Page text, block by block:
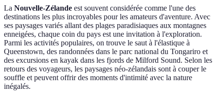
La Nouvelle-Zélande est souvent considérée comme l'une des
destinations les plus incroyables pour les amateurs d'aventure. Avec
ses paysages variés allant des plages paradisiaques aux montagnes
enneigées, chaque coin du pays est une invitation à l'exploration.
Parmi les activités populaires, on trouve le saut à l'élastique à
Queenstown, des randonnées dans le parc national du Tongariro et
des excursions en kayak dans les fjords de Milford Sound. Selon les
retours des voyageurs, les paysages néo-zélandais sont à couper le
souffle et peuvent offrir des moments d'intimité avec la nature
inégalés.